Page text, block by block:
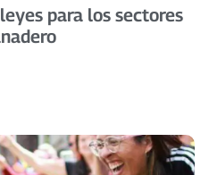
para los sectores